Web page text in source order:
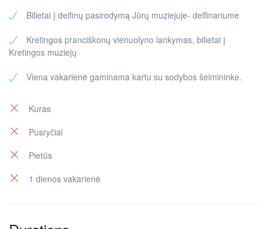
Po turiningo laiko grįšite į kempingą. Likęs laikas bus
jūsų maudynėms ar pasivaikščiojimas prie jūros ir
vykimas namo.
Bilietai į delfinų pasirodymą Jūrų muziejuje- delfinariume
Kretingos pranciškonų vienuolyno lankymas, bilietai į
Kretingos muziejų
Viena vakarienė gaminama kartu su sodybos šeimininke.
Kuras
Pusryčiai
Pietūs
1 dienos vakarienė